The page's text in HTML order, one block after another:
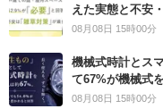
えた実態と不安
08月08日 15時00分
機械式時計とス
て67%が機械式
08月08日 15時00分